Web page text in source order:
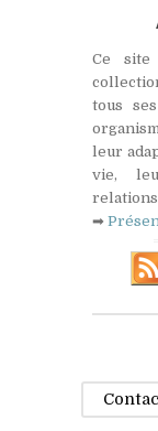
Ce site
tous
leur
vie,
➡